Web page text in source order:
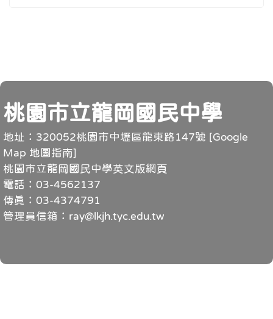
頁尾
桃園市立龍岡國民中學
地址：320052桃園市中壢區龍東路147號 [Google
Map 地圖指南]
桃園市立龍岡國民中學英文版網頁
電話：03-4562137
傳真：03-4374791
管理員信箱：ray@lkjh.tyc.edu.tw